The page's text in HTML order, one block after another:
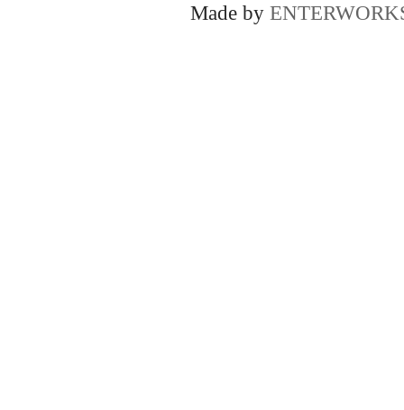
Made by